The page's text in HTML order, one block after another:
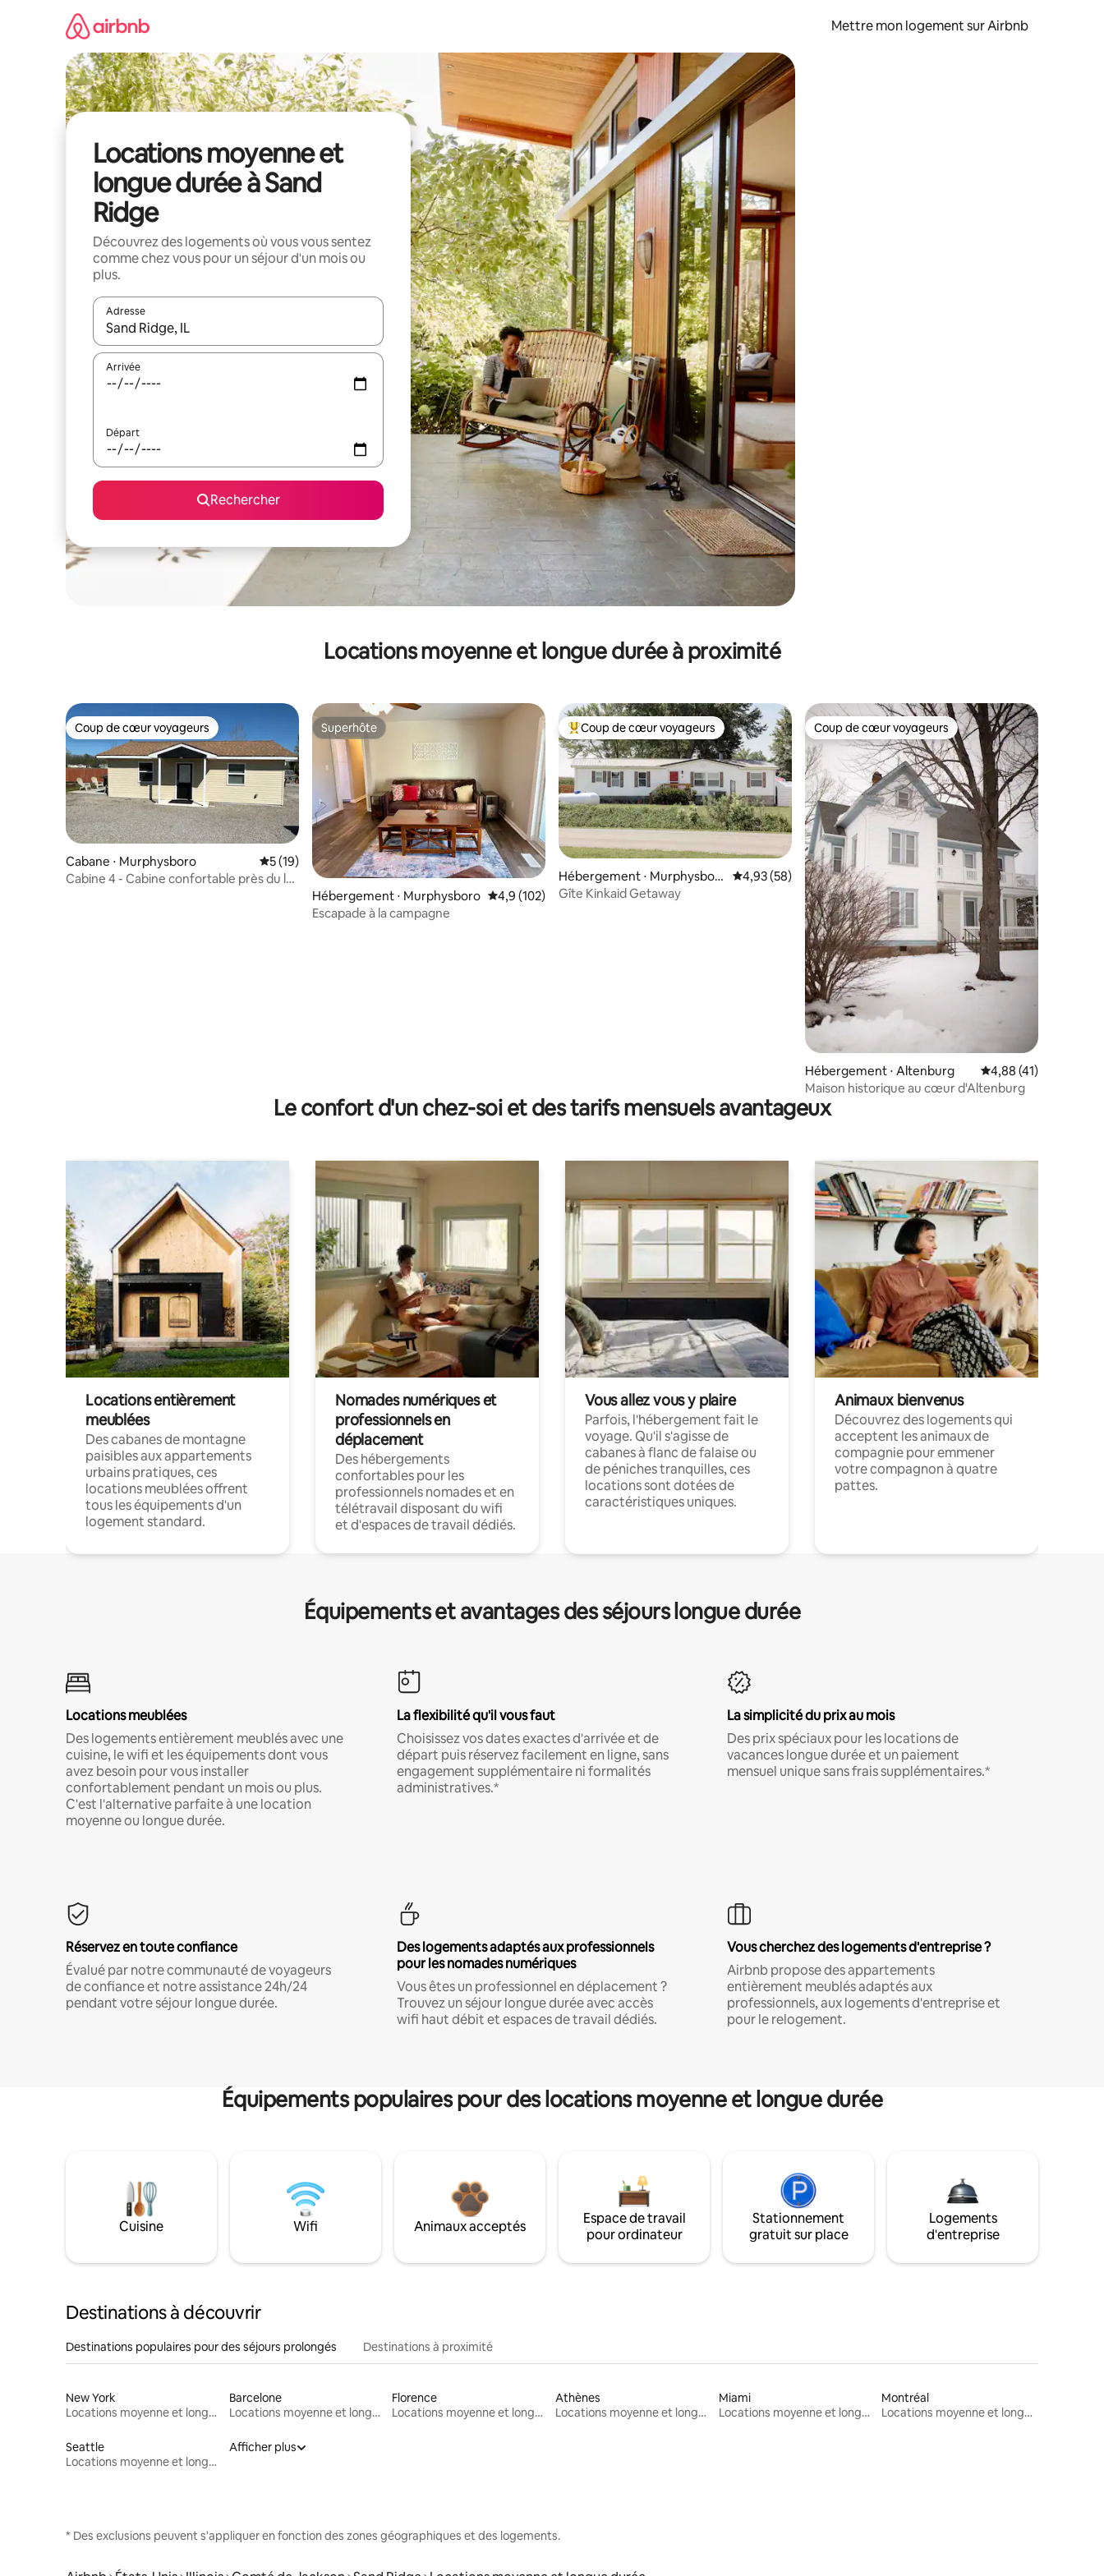
Mettre mon logement sur Airbnb
Locations moyenne et
longue durée à Sand
Ridge
Découvrez des logements où vous vous sentez
comme chez vous pour un séjour d'un mois ou
plus.
Adresse
Lorsque les résultats s'affichent, utilisez les flèches vers le haut et vers le bas pour les parcourir ou en appuyant et en faisant glisser.
Arrivée
Départ
Rechercher
Locations moyenne et longue durée à proximité
Coup de cœur voyageurs
Coup de cœur voyageurs
Cabane ⋅ Murphysboro Évaluation moyenne sur la base de 19 commentaires : 5 sur 5
5 (19)
Cabine 4 - Cabine confortable près du lac
Superhôte
Superhôte
Hébergement ⋅ Murphysboro Évaluation moyenne sur la base de 102 commentaires : 4,9 sur 5
4,9 (102)
Escapade à la campagne
Coups de cœur voyageurs les plus appréciés
Coup de cœur voyageurs
Hébergement ⋅ Murphysbor
o
Évaluation moyenne sur la base de 58 commentaires : 4,93 sur 5
4,93 (58)
Gîte Kinkaid Getaway
Coup de cœur voyageurs
Coup de cœur voyageurs
Hébergement ⋅ Altenburg Évaluation moyenne
4,88 (41)
Maison historique au cœur d'Altenburg
Le confort d'un chez-soi et des tarifs mensuels avantageux
Locations entièrement
meublées
Des cabanes de montagne
paisibles aux appartements
urbains pratiques, ces
locations meublées offrent
tous les équipements d'un
logement standard.
Nomades numériques et
professionnels en
déplacement
Des hébergements
confortables pour les
professionnels nomades et en
télétravail disposant du wifi
et d'espaces de travail dédiés.
Vous allez vous y plaire
Parfois, l'hébergement fait le
voyage. Qu'il s'agisse de
cabanes à flanc de falaise ou
de péniches tranquilles, ces
locations sont dotées de
caractéristiques uniques.
Animaux bienvenus
Découvrez des logements qui
acceptent les animaux de
compagnie pour emmener
votre compagnon à quatre
pattes.
Équipements et avantages des séjours longue durée
Locations meublées
Des logements entièrement meublés avec une
cuisine, le wifi et les équipements dont vous
avez besoin pour vous installer
confortablement pendant un mois ou plus.
C'est l'alternative parfaite à une location
moyenne ou longue durée.
La flexibilité qu'il vous faut
Choisissez vos dates exactes d'arrivée et de
départ puis réservez facilement en ligne, sans
engagement supplémentaire ni formalités
administratives.*
La simplicité du prix au mois
Des prix spéciaux pour les locations de
vacances longue durée et un paiement
mensuel unique sans frais supplémentaires.*
Réservez en toute confiance
Évalué par notre communauté de voyageurs
de confiance et notre assistance 24h/24
pendant votre séjour longue durée.
Des logements adaptés aux professionnels
pour les nomades numériques
Vous êtes un professionnel en déplacement ?
Trouvez un séjour longue durée avec accès
wifi haut débit et espaces de travail dédiés.
Vous cherchez des logements d'entreprise ?
Airbnb propose des appartements
entièrement meublés adaptés aux
professionnels, aux logements d'entreprise et
pour le relogement.
Équipements populaires pour des locations moyenne et longue durée
Cuisine Wifi Animaux acceptés
Espace de travail
pour ordinateur
Stationnement
gratuit sur place
Logements
d'entreprise
Destinations à découvrir
Destinations populaires pour des séjours prolongés Destinations à proximité
New York
Locations moyenne et longue durée
Barcelone
Locations moyenne et longue durée
Florence
Locations moyenne et longue durée
Athènes
Locations moyenne et longue durée
Miami
Locations moyenne et longue durée
Montréal
Locations moyenne et longue durée
Seattle
Locations moyenne et longue durée
Afficher plus
* Des exclusions peuvent s'appliquer en fonction des zones géographiques et des logements.